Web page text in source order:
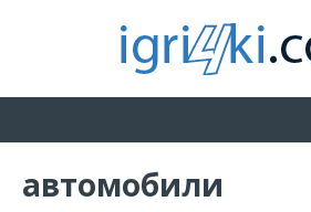
автомобили